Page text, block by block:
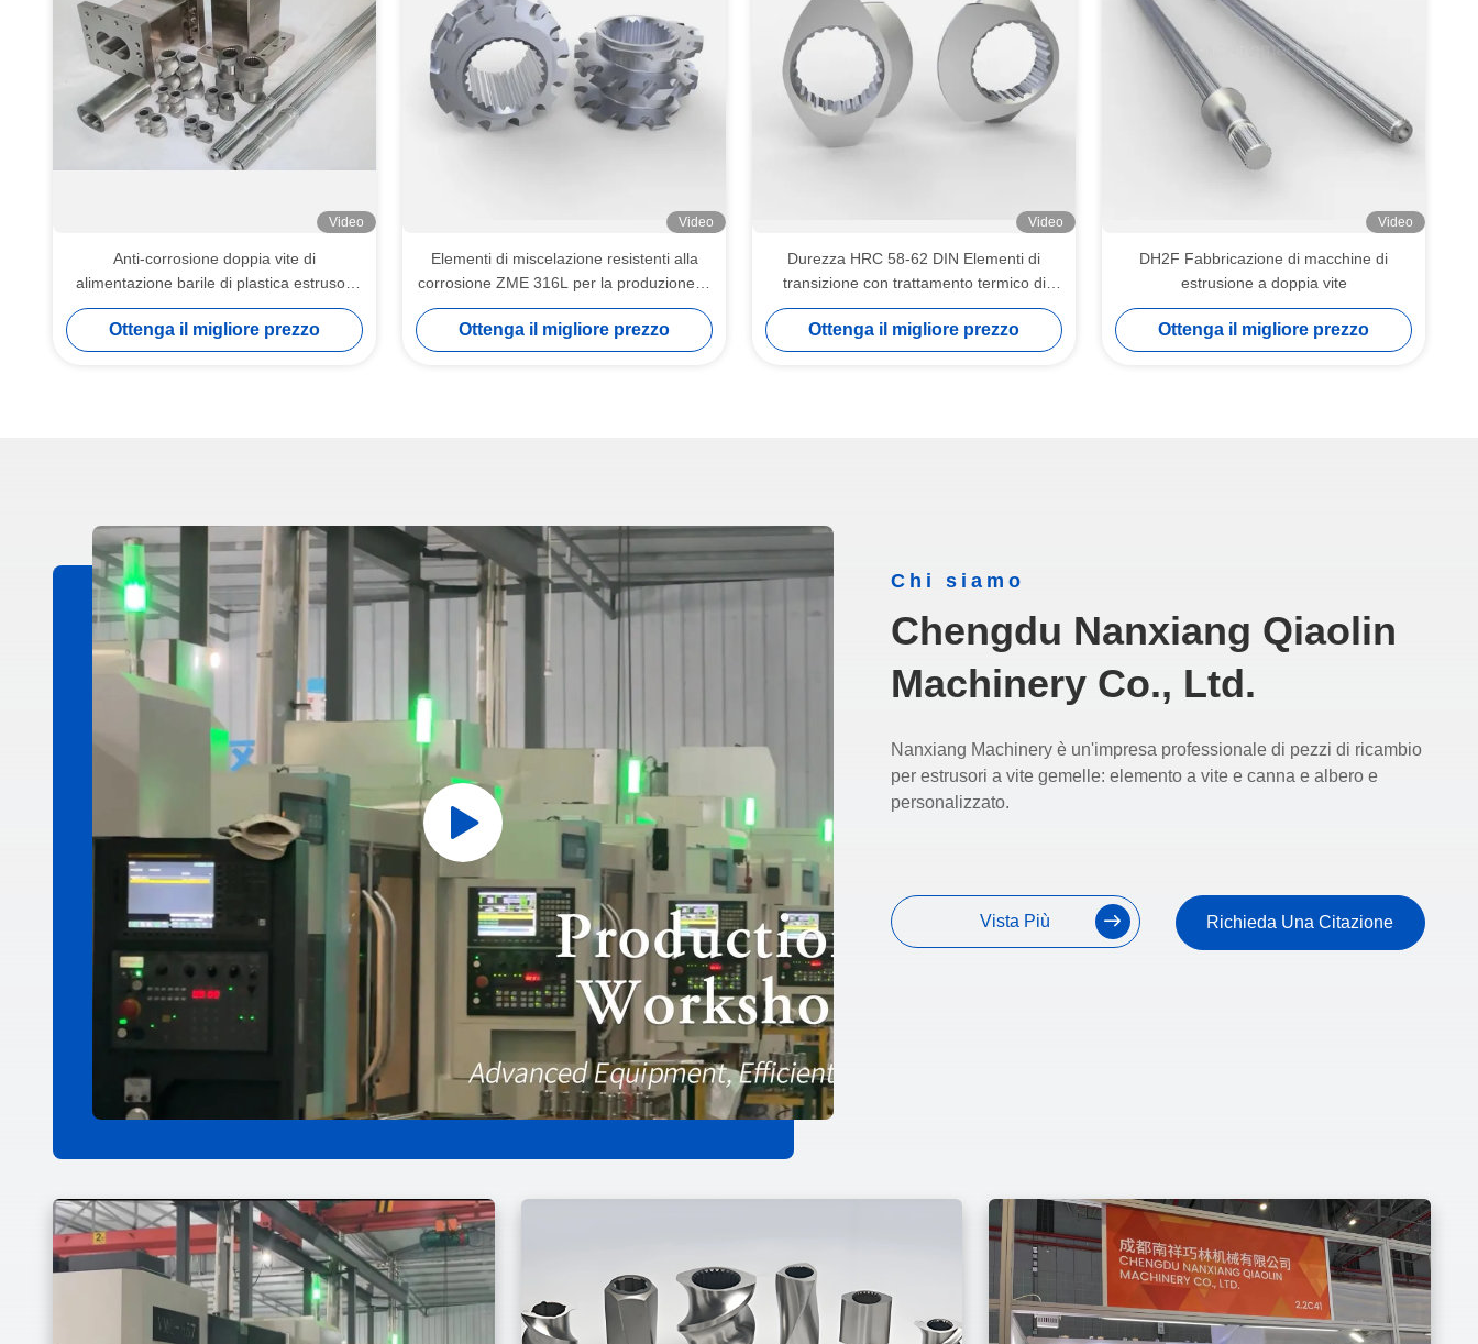
Video
Anti-corrosione doppia vite di
alimentazione barile di plastica estrusori
componenti della macchina per alimenti
gonfiati
Ottenga il migliore prezzo
Video
Elementi di miscelazione resistenti alla
corrosione ZME 316L per la produzione di
gomma
Ottenga il migliore prezzo
Video
Durezza HRC 58-62 DIN Elementi di
transizione con trattamento termico di
indurimento a vuoto
Ottenga il migliore prezzo
Video
DH2F Fabbricazione di macchine di
estrusione a doppia vite
Ottenga il migliore prezzo
Chi siamo
Chengdu Nanxiang Qiaolin
Machinery Co., Ltd.
Nanxiang Machinery è un'impresa professionale di pezzi di ricambio
per estrusori a vite gemelle: elemento a vite e canna e albero e
personalizzato.
Vista Più Richieda Una Citazione